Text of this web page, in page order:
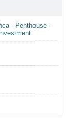
- Penthouse -